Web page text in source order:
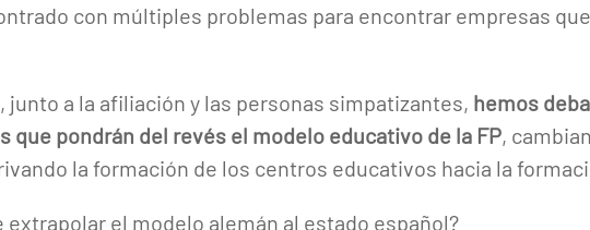
con múltiples problemas para encontrar empresas
junto a la afiliación y las personas simpatizantes, hemos
que pondrán del revés el modelo educativo de la FP,
la formación de los centros educativos hacia la
extrapolar el modelo alemán al estado español?